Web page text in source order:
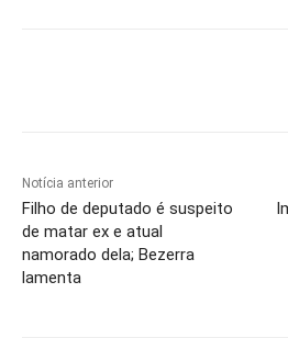
Notícia anterior
Filho de deputado é suspeito
de matar ex e atual
namorado dela; Bezerra
lamenta